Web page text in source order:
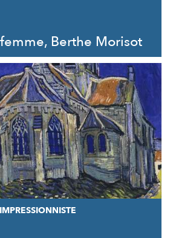
Berthe Morisot